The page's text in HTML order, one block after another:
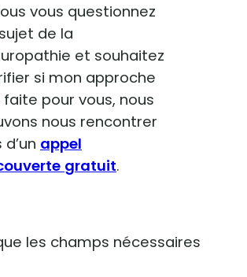
vous questionnez
de la
et souhaitez
si mon approche
pour vous, nous
nous rencontrer
d’un appel
gratuit.
les champs nécessaires